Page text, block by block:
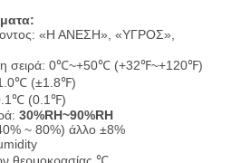
«Η ΑΝΕΣΗ», «ΥΓΡΟΣ»,
σειρά: 0℃~+50℃ (+32℉~+120℉)
(±1.8℉)
(0.1℉)
30%RH~90%RH
~ 80%) άλλο ±8%